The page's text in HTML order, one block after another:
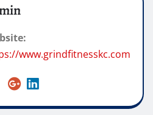
www.grindfitnesskc.com